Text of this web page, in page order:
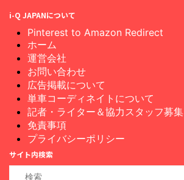
i-Q JAPANについて
Pinterest to Amazon Redirect
ホーム
運営会社
お問い合わせ
広告掲載について
単車コーディネイトについて
記者・ライター＆協力スタッフ募集
免責事項
プライバシーポリシー
サイト内検索